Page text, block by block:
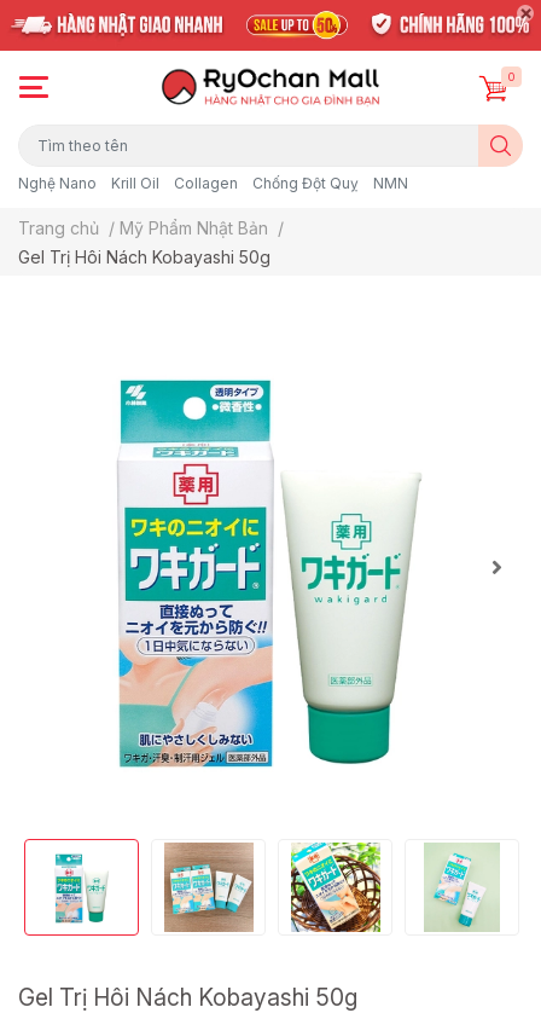
Nghệ Nano Krill Oil Collagen Chống Đột Quỵ NMN
0
Trang chủ / Mỹ Phẩm Nhật Bản /
Gel Trị Hôi Nách Kobayashi 50g
Gel Trị Hôi Nách Kobayashi 50g